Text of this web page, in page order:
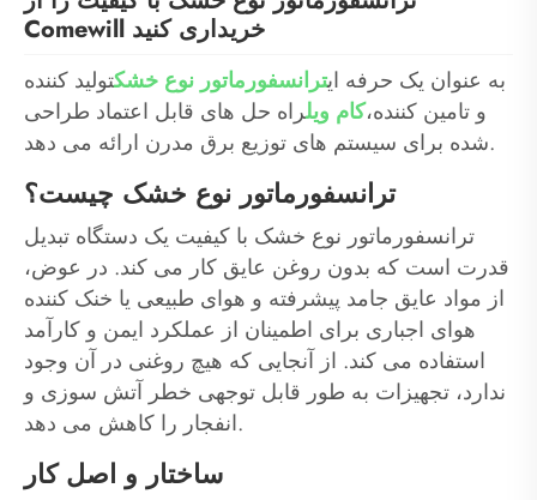
Comewill خریداری کنید
به عنوان یک حرفه ایترانسفورماتور نوع خشکتولید کننده
و تامین کننده،کام ویلراه حل های قابل اعتماد طراحی
شده برای سیستم های توزیع برق مدرن ارائه می دهد.
ترانسفورماتور نوع خشک چیست؟
ترانسفورماتور نوع خشک با کیفیت یک دستگاه تبدیل
قدرت است که بدون روغن عایق کار می کند. در عوض،
از مواد عایق جامد پیشرفته و هوای طبیعی یا خنک کننده
هوای اجباری برای اطمینان از عملکرد ایمن و کارآمد
استفاده می کند. از آنجایی که هیچ روغنی در آن وجود
ندارد، تجهیزات به طور قابل توجهی خطر آتش سوزی و
انفجار را کاهش می دهد.
ساختار و اصل کار